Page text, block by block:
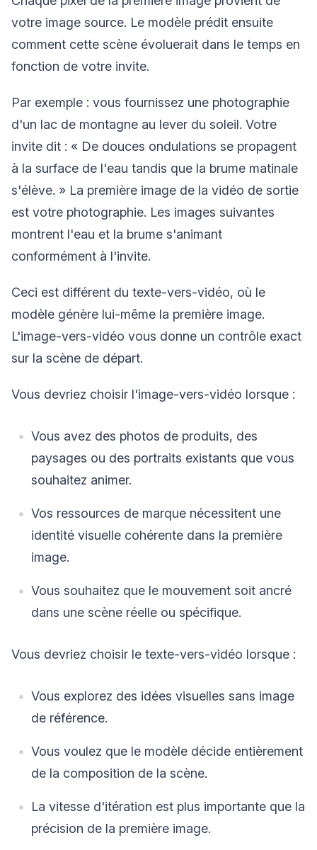
votre image source. Le modèle prédit ensuite
comment cette scène évoluerait dans le temps en
fonction de votre invite.
Par exemple : vous fournissez une photographie
d'un lac de montagne au lever du soleil. Votre
invite dit : « De douces ondulations se propagent
à la surface de l'eau tandis que la brume matinale
s'élève. » La première image de la vidéo de sortie
est votre photographie. Les images suivantes
montrent l'eau et la brume s'animant
conformément à l'invite.
Ceci est différent du texte-vers-vidéo, où le
modèle génère lui-même la première image.
L'image-vers-vidéo vous donne un contrôle exact
sur la scène de départ.
Vous devriez choisir l'image-vers-vidéo lorsque :
Vous avez des photos de produits, des
paysages ou des portraits existants que vous
souhaitez animer.
Vos ressources de marque nécessitent une
identité visuelle cohérente dans la première
image.
Vous souhaitez que le mouvement soit ancré
dans une scène réelle ou spécifique.
Vous devriez choisir le texte-vers-vidéo lorsque :
Vous explorez des idées visuelles sans image
de référence.
Vous voulez que le modèle décide entièrement
de la composition de la scène.
La vitesse d'itération est plus importante que la
précision de la première image.